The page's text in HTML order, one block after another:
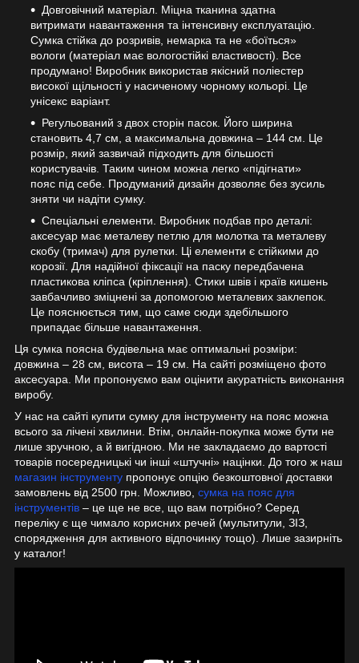
Довговічний матеріал. Міцна тканина здатна
витримати навантаження та інтенсивну експлуатацію.
Сумка стійка до розривів, немарка та не «боїться»
вологи (матеріал має вологостійкі властивості). Все
продумано! Виробник використав якісний поліестер
високої щільності у насиченому чорному кольорі. Це
унісекс варіант.
Регульований з двох сторін пасок. Його ширина
становить 4,7 см, а максимальна довжина – 144 см. Це
розмір, який зазвичай підходить для більшості
користувачів. Таким чином можна легко «підігнати»
пояс під себе. Продуманий дизайн дозволяє без зусиль
зняти чи надіти сумку.
Спеціальні елементи. Виробник подбав про деталі:
аксесуар має металеву петлю для молотка та металеву
скобу (тримач) для рулетки. Ці елементи є стійкими до
корозії. Для надійної фіксації на паску передбачена
пластикова кліпса (кріплення). Стики швів і країв кишень
завбачливо зміцнені за допомогою металевих заклепок.
Це пояснюється тим, що саме сюди здебільшого
припадає більше навантаження.
Ця сумка поясна будівельна має оптимальні розміри:
довжина – 28 см, висота – 19 см. На сайті розміщено фото
аксесуара. Ми пропонуємо вам оцінити акуратність виконання
виробу.
У нас на сайті купити сумку для інструменту на пояс можна
всього за лічені хвилини. Втім, онлайн-покупка може бути не
лише зручною, а й вигідною. Ми не закладаємо до вартості
товарів посередницькі чи інші «штучні» націнки. До того ж наш
магазин інструменту пропонує опцію безкоштовної доставки
замовлень від 2500 грн. Можливо, сумка на пояс для
інструментів – це ще не все, що вам потрібно? Серед
переліку є ще чимало корисних речей (мультитули, ЗІЗ,
спорядження для активного відпочинку тощо). Лише зазирніть
у каталог!